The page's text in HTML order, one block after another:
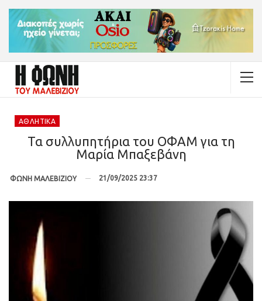
ΑΘΛΗΤΙΚΆ
Τα συλλυπητήρια του ΟΦΑΜ για τη
Μαρία Μπαξεβάνη
ΦΩΝΗ ΜΑΛΕΒΙΖΙΟΥ 21/09/2025 23:37